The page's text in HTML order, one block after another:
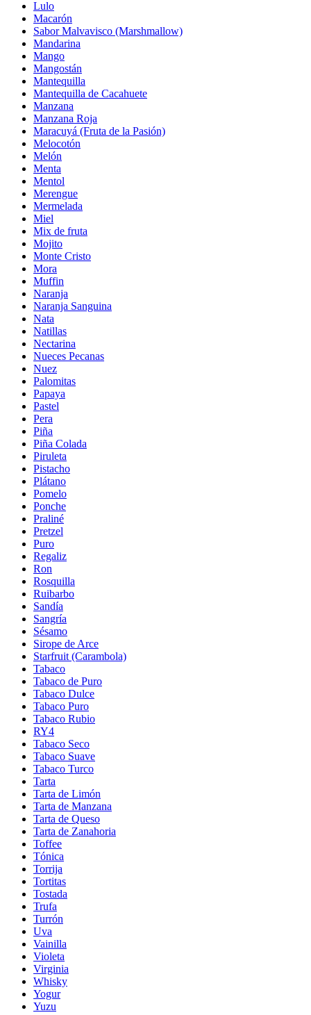
Lulo
Macarón
Sabor Malvavisco (Marshmallow)
Mandarina
Mango
Mangostán
Mantequilla
Mantequilla de Cacahuete
Manzana
Manzana Roja
Maracuyá (Fruta de la Pasión)
Melocotón
Melón
Menta
Mentol
Merengue
Mermelada
Miel
Mix de fruta
Mojito
Monte Cristo
Mora
Muffin
Naranja
Naranja Sanguina
Nata
Natillas
Nectarina
Nueces Pecanas
Nuez
Palomitas
Papaya
Pastel
Pera
Piña
Piña Colada
Piruleta
Pistacho
Plátano
Pomelo
Ponche
Praliné
Pretzel
Puro
Regaliz
Ron
Rosquilla
Ruibarbo
Sandía
Sangría
Sésamo
Sirope de Arce
Starfruit (Carambola)
Tabaco
Tabaco de Puro
Tabaco Dulce
Tabaco Puro
Tabaco Rubio
RY4
Tabaco Seco
Tabaco Suave
Tabaco Turco
Tarta
Tarta de Limón
Tarta de Manzana
Tarta de Queso
Tarta de Zanahoria
Toffee
Tónica
Torrija
Tortitas
Tostada
Trufa
Turrón
Uva
Vainilla
Violeta
Virginia
Whisky
Yogur
Yuzu